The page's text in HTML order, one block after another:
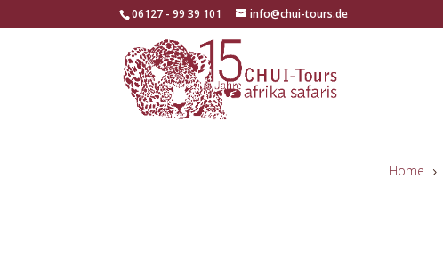
06127 - 99 39 101 info@chui-tours.de
Home 5